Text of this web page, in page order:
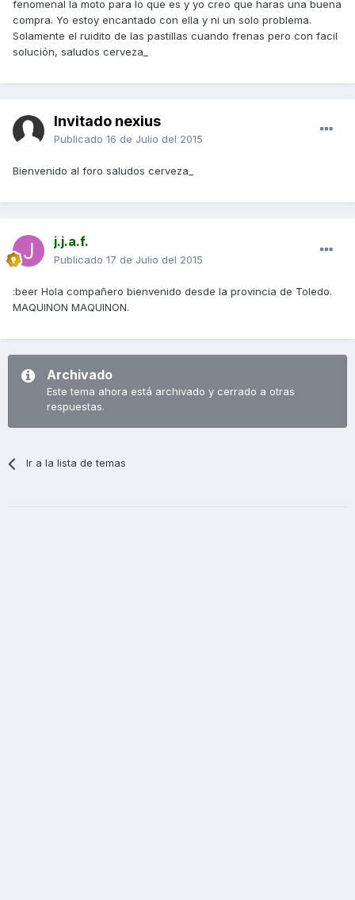
fenomenal la moto para lo que es y yo creo que haras una buena
compra. Yo estoy encantado con ella y ni un solo problema.
Solamente el ruidito de las pastillas cuando frenas pero con facil
solución, saludos cerveza_
Invitado nexius
Publicado 16 de Julio del 2015
Bienvenido al foro saludos cerveza_
j.j.a.f.
Publicado 17 de Julio del 2015
:beer Hola compañero bienvenido desde la provincia de Toledo.
MAQUINON MAQUINON.
Archivado
Este tema ahora está archivado y cerrado a otras
respuestas.
Ir a la lista de temas